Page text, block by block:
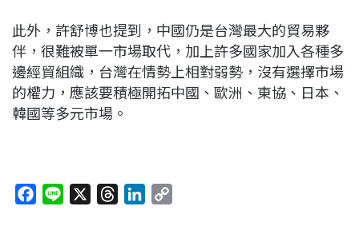
此外，許舒博也提到，中國仍是台灣最大的貿易夥
伴，很難被單一市場取代，加上許多國家加入各種多
邊經貿組織，台灣在情勢上相對弱勢，沒有選擇市場
的權力，應該要積極開拓中國、歐洲、東協、日本、
韓國等多元市場。